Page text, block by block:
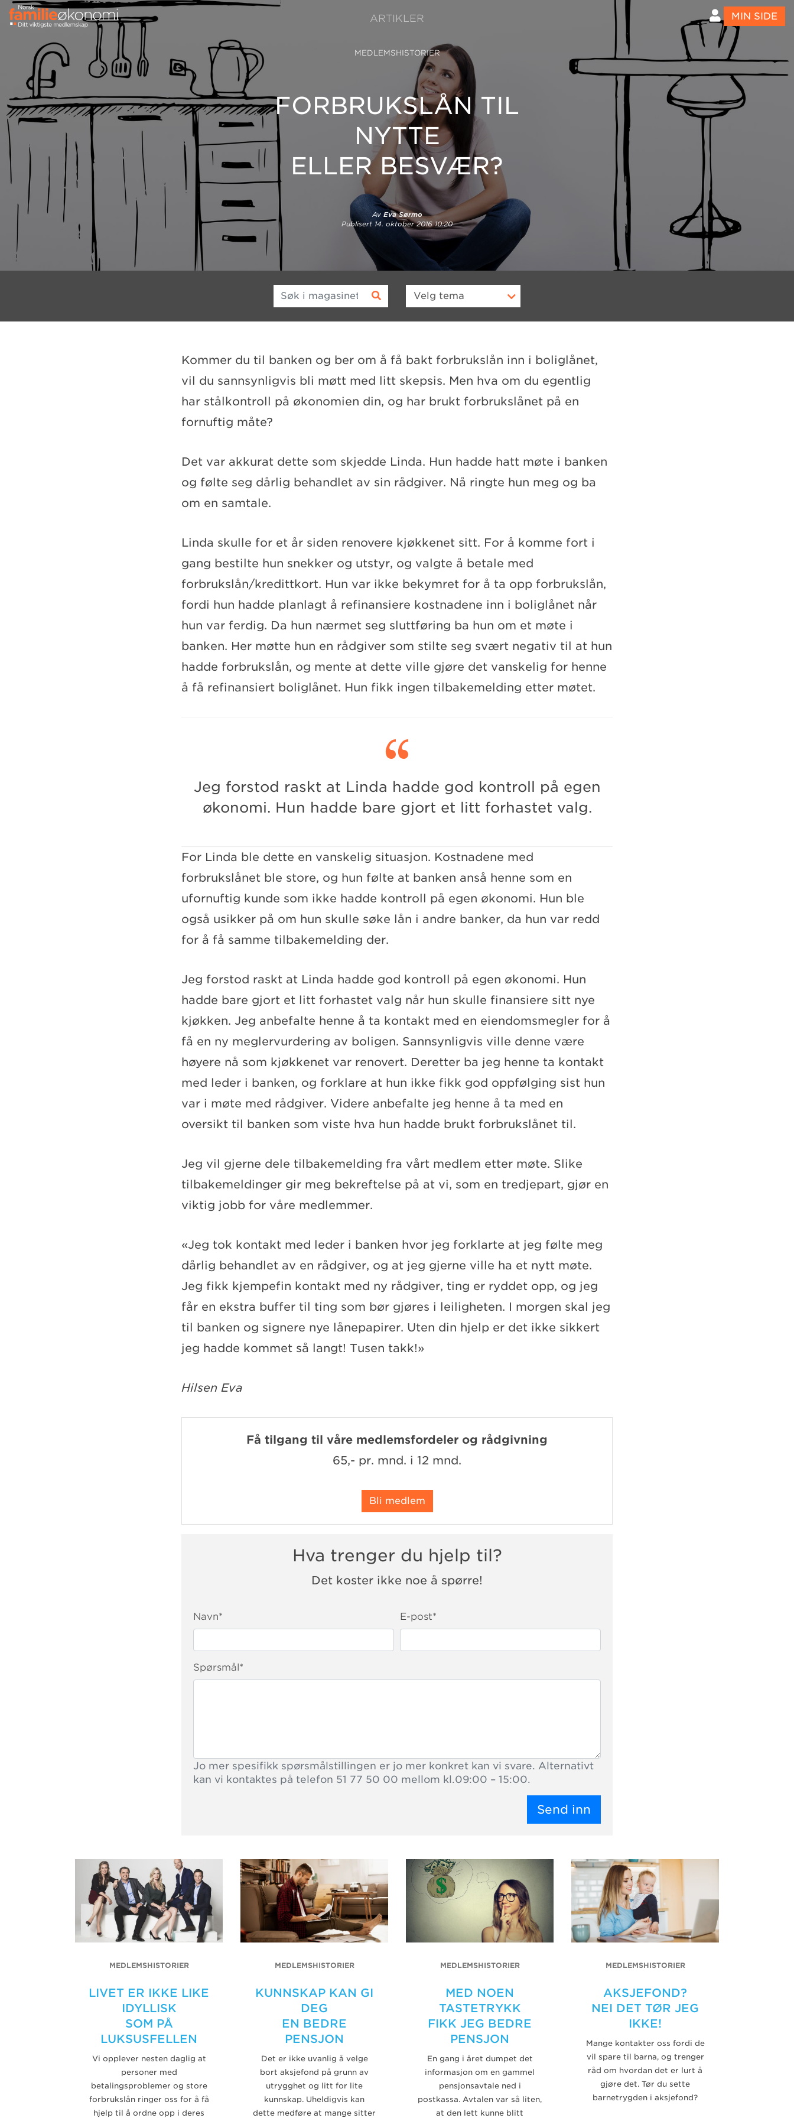
ARTIKLER MIN SIDE
MEDLEMSHISTORIER
FORBRUKSLÅN TIL
NYTTE
ELLER BESVÆR?
Av Eva Sørmo
Publisert 14. oktober 2016 10:20
Søk i magasinet Velg tema
Kommer du til banken og ber om å få bakt forbrukslån inn i boliglånet,
vil du sannsynligvis bli møtt med litt skepsis. Men hva om du egentlig
har stålkontroll på økonomien din, og har brukt forbrukslånet på en
fornuftig måte?
Det var akkurat dette som skjedde Linda. Hun hadde hatt møte i banken
og følte seg dårlig behandlet av sin rådgiver. Nå ringte hun meg og ba
om en samtale.
Linda skulle for et år siden renovere kjøkkenet sitt. For å komme fort i
gang bestilte hun snekker og utstyr, og valgte å betale med
forbrukslån/kredittkort. Hun var ikke bekymret for å ta opp forbrukslån,
fordi hun hadde planlagt å refinansiere kostnadene inn i boliglånet når
hun var ferdig. Da hun nærmet seg sluttføring ba hun om et møte i
banken. Her møtte hun en rådgiver som stilte seg svært negativ til at hun
hadde forbrukslån, og mente at dette ville gjøre det vanskelig for henne
å få refinansiert boliglånet. Hun fikk ingen tilbakemelding etter møtet.

Jeg forstod raskt at Linda hadde god kontroll på egen
økonomi. Hun hadde bare gjort et litt forhastet valg.
For Linda ble dette en vanskelig situasjon. Kostnadene med
forbrukslånet ble store, og hun følte at banken anså henne som en
ufornuftig kunde som ikke hadde kontroll på egen økonomi. Hun ble
også usikker på om hun skulle søke lån i andre banker, da hun var redd
for å få samme tilbakemelding der.
Jeg forstod raskt at Linda hadde god kontroll på egen økonomi. Hun
hadde bare gjort et litt forhastet valg når hun skulle finansiere sitt nye
kjøkken. Jeg anbefalte henne å ta kontakt med en eiendomsmegler for å
få en ny meglervurdering av boligen. Sannsynligvis ville denne være
høyere nå som kjøkkenet var renovert. Deretter ba jeg henne ta kontakt
med leder i banken, og forklare at hun ikke fikk god oppfølging sist hun
var i møte med rådgiver. Videre anbefalte jeg henne å ta med en
oversikt til banken som viste hva hun hadde brukt forbrukslånet til.
Jeg vil gjerne dele tilbakemelding fra vårt medlem etter møte. Slike
tilbakemeldinger gir meg bekreftelse på at vi, som en tredjepart, gjør en
viktig jobb for våre medlemmer.
«Jeg tok kontakt med leder i banken hvor jeg forklarte at jeg følte meg
dårlig behandlet av en rådgiver, og at jeg gjerne ville ha et nytt møte.
Jeg fikk kjempefin kontakt med ny rådgiver, ting er ryddet opp, og jeg
får en ekstra buffer til ting som bør gjøres i leiligheten. I morgen skal jeg
til banken og signere nye lånepapirer. Uten din hjelp er det ikke sikkert
jeg hadde kommet så langt! Tusen takk!»
Hilsen Eva
Få tilgang til våre medlemsfordeler og rådgivning
65,- pr. mnd. i 12 mnd.
Bli medlem
Hva trenger du hjelp til?
Det koster ikke noe å spørre!
Navn* E-post*
Spørsmål*
Jo mer spesifikk spørsmålstillingen er jo mer konkret kan vi svare. Alternativt
kan vi kontaktes på telefon 51 77 50 00 mellom kl.09:00 – 15:00.
Send inn
MEDLEMSHISTORIER
LIVET ER IKKE LIKE
IDYLLISK
SOM PÅ
LUKSUSFELLEN
Vi opplever nesten daglig at
personer med
betalingsproblemer og store
forbrukslån ringer oss for å få
hjelp til å ordne opp i deres
MEDLEMSHISTORIER
KUNNSKAP KAN GI
DEG
EN BEDRE
PENSJON
Det er ikke uvanlig å velge
bort aksjefond på grunn av
utrygghet og litt for lite
kunnskap. Uheldigvis kan
dette medføre at mange sitter
MEDLEMSHISTORIER
MED NOEN
TASTETRYKK
FIKK JEG BEDRE
PENSJON
En gang i året dumpet det
informasjon om en gammel
pensjonsavtale ned i
postkassa. Avtalen var så liten,
at den lett kunne blitt
MEDLEMSHISTORIER
AKSJEFOND?
NEI DET TØR JEG
IKKE!
Mange kontakter oss fordi de
vil spare til barna, og trenger
råd om hvordan det er lurt å
gjøre det. Tør du sette
barnetrygden i aksjefond?